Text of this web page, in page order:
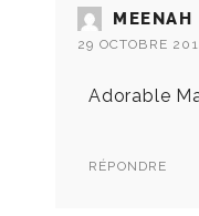
MEENAH
29 OCTOBRE
Adorable
RÉPONDRE